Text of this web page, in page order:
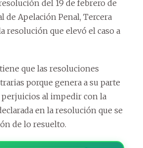
del 19 de febrero de
de Apelación Penal, Tercera
resolución que elevó el caso a
que las resoluciones
porque genera a su parte
al impedir con la
en la resolución que se
de lo resuelto.